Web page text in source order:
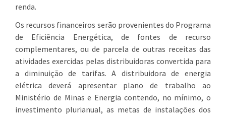
renda.
Os recursos financeiros serão provenientes do Programa
de Eficiência Energética, de fontes de recurso
complementares, ou de parcela de outras receitas das
atividades exercidas pelas distribuidoras convertida para
a diminuição de tarifas. A distribuidora de energia
elétrica deverá apresentar plano de trabalho ao
Ministério de Minas e Energia contendo, no mínimo, o
investimento plurianual, as metas de instalações dos